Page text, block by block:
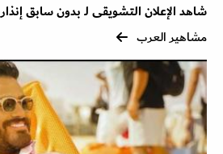
شاهد الإعلان التشويقى لـ بدون سابق إنذار
مشاهير العرب